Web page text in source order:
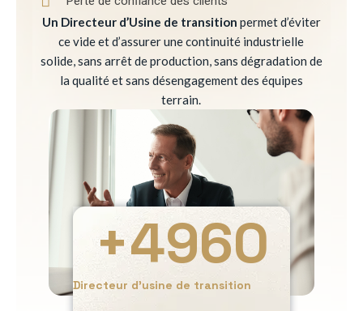
Un Directeur d’Usine de transition permet d’éviter
ce vide et d’assurer une continuité industrielle
solide, sans arrêt de production, sans dégradation de
la qualité et sans désengagement des équipes
terrain.
Directeur d’usine de transition
+4960